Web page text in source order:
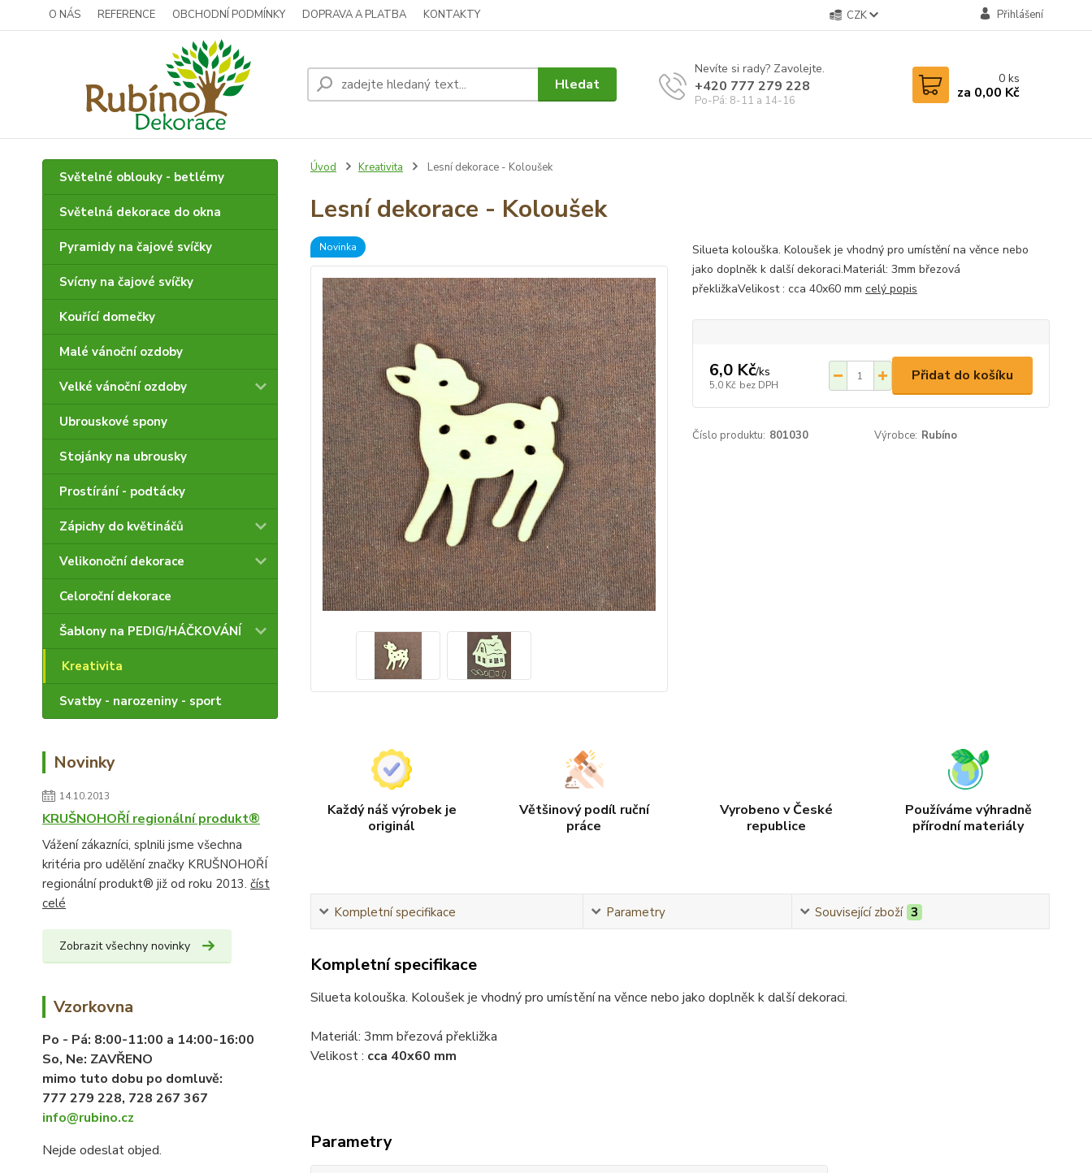
O NÁS REFERENCE OBCHODNÍ PODMÍNKY DOPRAVA A PLATBA KONTAKTY CZK Přihlášení
Hledat
Nevíte si rady? Zavolejte.
+420 777 279 228
Po-Pá: 8-11 a 14-16
0 ks
za 0,00 Kč
Světelné oblouky - betlémy
Světelná dekorace do okna
Pyramidy na čajové svíčky
Svícny na čajové svíčky
Kouřící domečky
Malé vánoční ozdoby
Velké vánoční ozdoby
Ubrouskové spony
Stojánky na ubrousky
Prostírání - podtácky
Zápichy do květináčů
Velikonoční dekorace
Celoroční dekorace
Šablony na PEDIG/HÁČKOVÁNÍ
Kreativita
Svatby - narozeniny - sport
Novinky
14.10.2013
KRUŠNOHOŘÍ regionální produkt®
Vážení zákazníci, splnili jsme všechna
kritéria pro udělění značky KRUŠNOHOŘÍ
regionální produkt® již od roku 2013. číst
celé
Zobrazit všechny novinky
Vzorkovna
Po - Pá: 8:00-11:00 a 14:00-16:00
So, Ne: ZAVŘENO
mimo tuto dobu po domluvě:
777 279 228, 728 267 367
info@rubino.cz
Nejde odeslat objed.
Úvod Kreativita Lesní dekorace - Koloušek
Lesní dekorace - Koloušek
Novinka
Silueta kolouška. Koloušek je vhodný pro umístění na věnce nebo
jako doplněk k další dekoraci.Materiál: 3mm březová
překližkaVelikost : cca 40x60 mm celý popis
6,0 Kč/ks
5,0 Kč bez DPH
Přidat do košíku
Číslo produktu: 801030 Výrobce: Rubíno
Každý náš výrobek je
originál
Většinový podíl ruční
práce
Vyrobeno v České
republice
Používáme výhradně
přírodní materiály
Kompletní specifikace Parametry Související zboží 3
Kompletní specifikace
Silueta kolouška. Koloušek je vhodný pro umístění na věnce nebo jako doplněk k další dekoraci.
Materiál: 3mm březová překližka
Velikost : cca 40x60 mm
Parametry